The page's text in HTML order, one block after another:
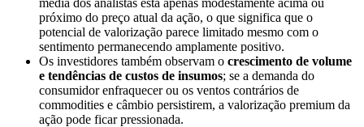
próximo do preço atual da ação, o que significa que o
potencial de valorização parece limitado mesmo com o
sentimento permanecendo amplamente positivo.
Os investidores também observam o crescimento de volume
e tendências de custos de insumos; se a demanda do
consumidor enfraquecer ou os ventos contrários de
commodities e câmbio persistirem, a valorização premium da
ação pode ficar pressionada.